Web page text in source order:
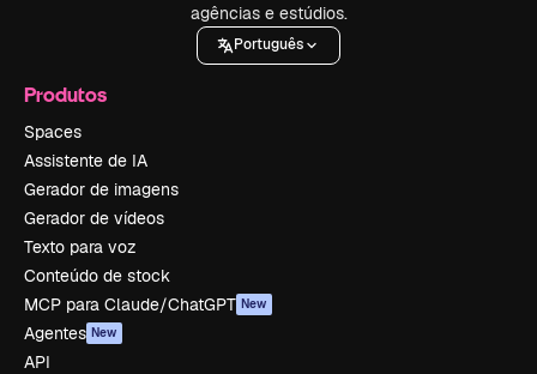
agências e estúdios.
Português
Produtos
Spaces
Assistente de IA
Gerador de imagens
Gerador de vídeos
Texto para voz
Conteúdo de stock
MCP para Claude/ChatGPT New
Agentes New
API